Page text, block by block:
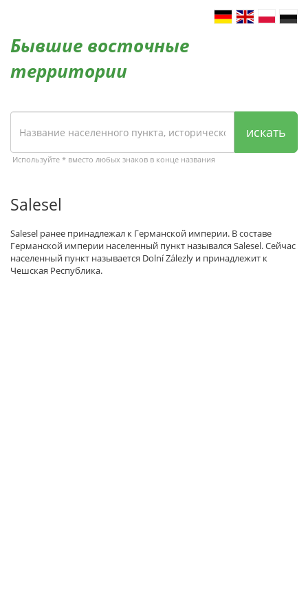
Бывшие восточные
территории
искать
Используйте * вместо любых знаков в конце названия
Salesel
Salesel ранее принадлежал к Германской империи. В составе
Германской империи населенный пункт назывался Salesel. Сейчас
населенный пункт называется Dolní Zálezly и принадлежит к
Чешская Республика.